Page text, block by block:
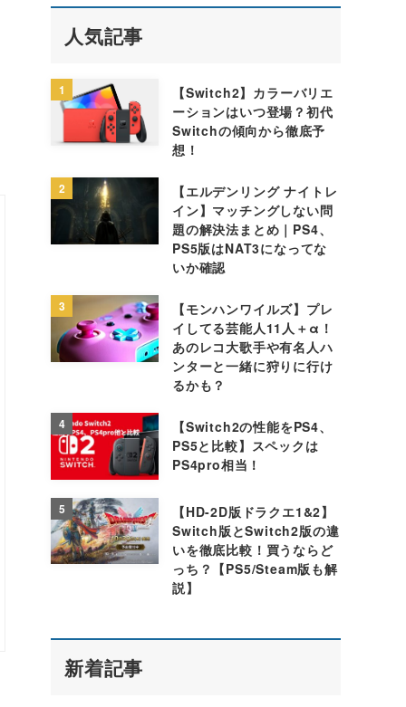
人気記事
1
【Switch2】カラーバリエ
ーションはいつ登場？初代
Switchの傾向から徹底予
想！
2
【エルデンリング ナイトレ
イン】マッチングしない問
題の解決法まとめ｜PS4、
PS5版はNAT3になってな
いか確認
3
【モンハンワイルズ】プレ
イしてる芸能人11人＋α！
あのレコ大歌手や有名人ハ
ンターと一緒に狩りに行け
るかも？
4
【Switch2の性能をPS4、
PS5と比較】スペックは
PS4pro相当！
5
【HD-2D版ドラクエ1&2】
Switch版とSwitch2版の違
いを徹底比較！買うならど
っち？【PS5/Steam版も解
説】
新着記事